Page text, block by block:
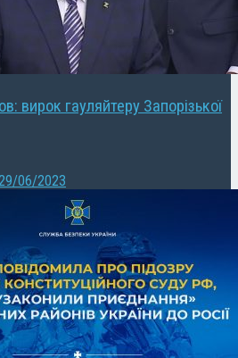
вирок гауляйтеру Запорізької
06/2023